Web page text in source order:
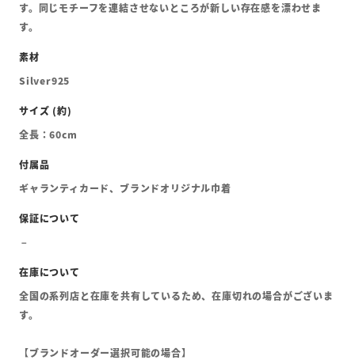
す。同じモチーフを連結させないところが新しい存在感を漂わせま
す。
Silver925
全長：60cm
ギャランティカード、ブランドオリジナル巾着
全国の系列店と在庫を共有しているため、在庫切れの場合がございま
す。
【ブランドオーダー選択可能の場合】